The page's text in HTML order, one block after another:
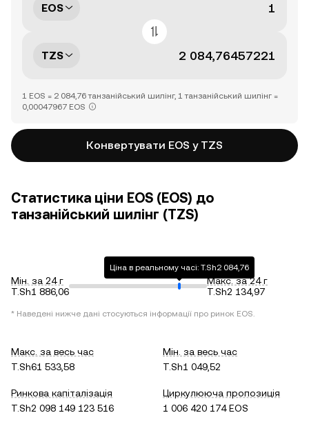
EOS
TZS
1 EOS = 2 084,76 танзанійський шилінг, 1 танзанійський шилінг =
0,00047967 EOS
Конвертувати EOS у TZS
Статистика ціни EOS (EOS) до
танзанійський шилінг (TZS)
Мін. за 24 г
T.Sh1 886,06
Ціна в реальному часі: T.Sh2 084,76
Макс. за 24 г
T.Sh2 134,97
* Наведені нижче дані стосуються інформації про ринок EOS.
Макс. за весь час
T.Sh61 533,58
Мін. за весь час
T.Sh1 049,52
Ринкова капіталізація
T.Sh2 098 149 123 516
Циркулююча пропозиція
1 006 420 174 EOS